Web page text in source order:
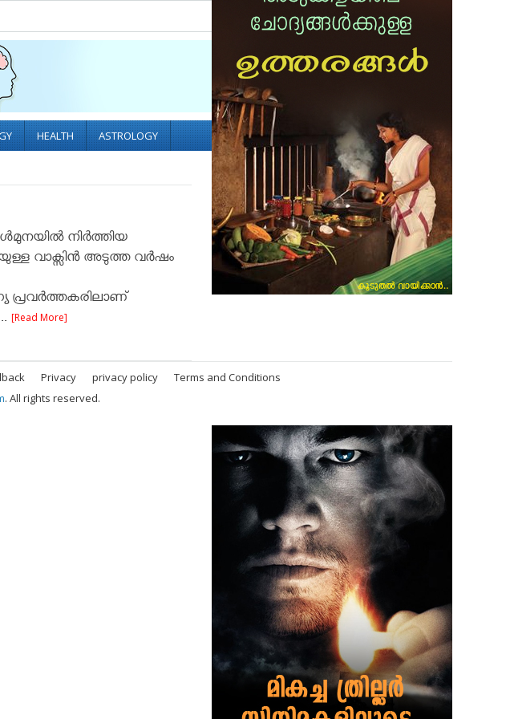
Socialize with us
HEALTH ASTROLOGY
നിര്‍ത്തിയ
വാക്സിൻ അടുത്ത വർഷം
പ്രവർത്തകരിലാണ്
[Read More]
Privacy privacy policy
Terms and Conditions
. All rights reserved.